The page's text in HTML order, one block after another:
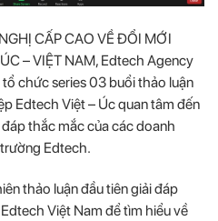
CẤP CAO VỀ ĐỔI MỚI
– VIỆT NAM, Edtech Agency
chức series 03 buổi thảo luận
Edtech Việt – Úc quan tâm đến
thắc mắc của các doanh
Edtech.
thảo luận đầu tiên giải đáp
Việt Nam để tìm hiểu về